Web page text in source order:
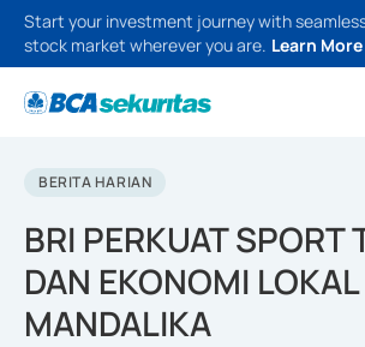
Start your investment journey with
stock market wherever you are. Learn More
BERITA HARIAN
BRI PERKUAT SPORT
DAN EKONOMI
MANDALIKA